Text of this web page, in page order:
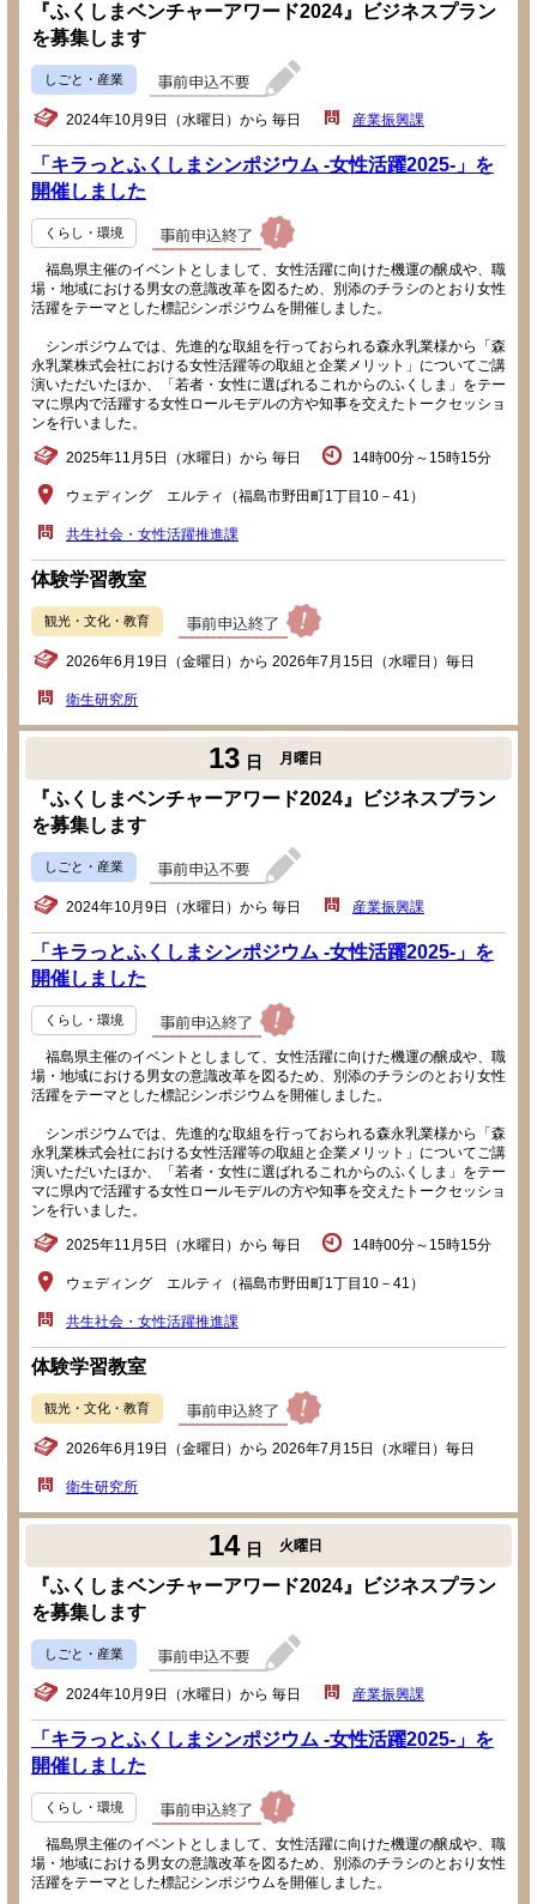
『ふくしまベンチャーアワード2024』ビジネスプラン
を募集します
しごと・産業
2024年10月9日（水曜日）から 毎日 産業振興課
「キラっとふくしまシンポジウム -女性活躍2025-」を
開催しました
くらし・環境
福島県主催のイベントとしまして、女性活躍に向けた機運の醸成や、職
場・地域における男女の意識改革を図るため、別添のチラシのとおり女性
活躍をテーマとした標記シンポジウムを開催しました。
シンポジウムでは、先進的な取組を行っておられる森永乳業様から「森
永乳業株式会社における女性活躍等の取組と企業メリット」についてご講
演いただいたほか、「若者・女性に選ばれるこれからのふくしま」をテー
マに県内で活躍する女性ロールモデルの方や知事を交えたトークセッショ
ンを行いました。
2025年11月5日（水曜日）から 毎日 14時00分～15時15分
ウェディング エルティ（福島市野田町1丁目10－41）
共生社会・女性活躍推進課
体験学習教室
観光・文化・教育
2026年6月19日（金曜日）から 2026年7月15日（水曜日）毎日
衛生研究所
13 日 月曜日
『ふくしまベンチャーアワード2024』ビジネスプラン
を募集します
しごと・産業
2024年10月9日（水曜日）から 毎日 産業振興課
「キラっとふくしまシンポジウム -女性活躍2025-」を
開催しました
くらし・環境
福島県主催のイベントとしまして、女性活躍に向けた機運の醸成や、職
場・地域における男女の意識改革を図るため、別添のチラシのとおり女性
活躍をテーマとした標記シンポジウムを開催しました。
シンポジウムでは、先進的な取組を行っておられる森永乳業様から「森
永乳業株式会社における女性活躍等の取組と企業メリット」についてご講
演いただいたほか、「若者・女性に選ばれるこれからのふくしま」をテー
マに県内で活躍する女性ロールモデルの方や知事を交えたトークセッショ
ンを行いました。
2025年11月5日（水曜日）から 毎日 14時00分～15時15分
ウェディング エルティ（福島市野田町1丁目10－41）
共生社会・女性活躍推進課
体験学習教室
観光・文化・教育
2026年6月19日（金曜日）から 2026年7月15日（水曜日）毎日
衛生研究所
14 日 火曜日
『ふくしまベンチャーアワード2024』ビジネスプラン
を募集します
しごと・産業
2024年10月9日（水曜日）から 毎日 産業振興課
「キラっとふくしまシンポジウム -女性活躍2025-」を
開催しました
くらし・環境
福島県主催のイベントとしまして、女性活躍に向けた機運の醸成や、職
場・地域における男女の意識改革を図るため、別添のチラシのとおり女性
活躍をテーマとした標記シンポジウムを開催しました。